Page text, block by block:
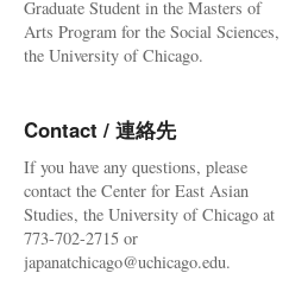
Graduate Student in the Masters of
Arts Program for the Social Sciences,
the University of Chicago.
Contact / 連絡先
If you have any questions, please
contact the Center for East Asian
Studies, the University of Chicago at
773-702-2715 or
japanatchicago@uchicago.edu.